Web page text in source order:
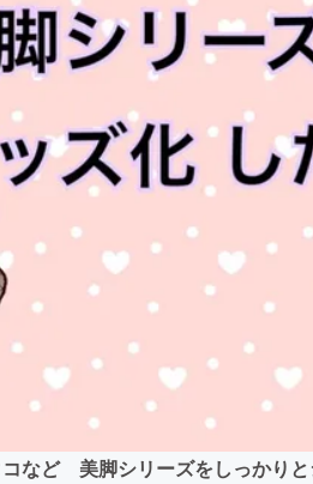
音楽
書籍・雑
チャレンジ
域活性化
など 美脚シリーズをしっかりと